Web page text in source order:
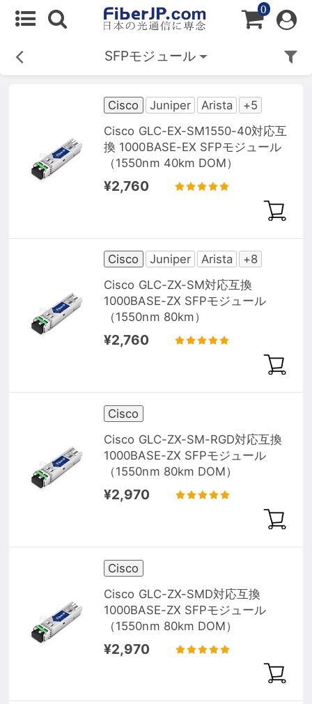
0
SFPモジュール
Cisco Juniper Arista
+5
Cisco GLC-EX-SM1550-40対応互
換 1000BASE-EX SFPモジュール
（1550nm 40km DOM）
¥2,760
Cisco Juniper Arista
+8
Cisco GLC-ZX-SM対応互換
1000BASE-ZX SFPモジュール
（1550nm 80km）
¥2,760
Cisco
Cisco GLC-ZX-SM-RGD対応互換
1000BASE-ZX SFPモジュール
（1550nm 80km DOM）
¥2,970
Cisco
Cisco GLC-ZX-SMD対応互換
1000BASE-ZX SFPモジュール
（1550nm 80km DOM）
¥2,970